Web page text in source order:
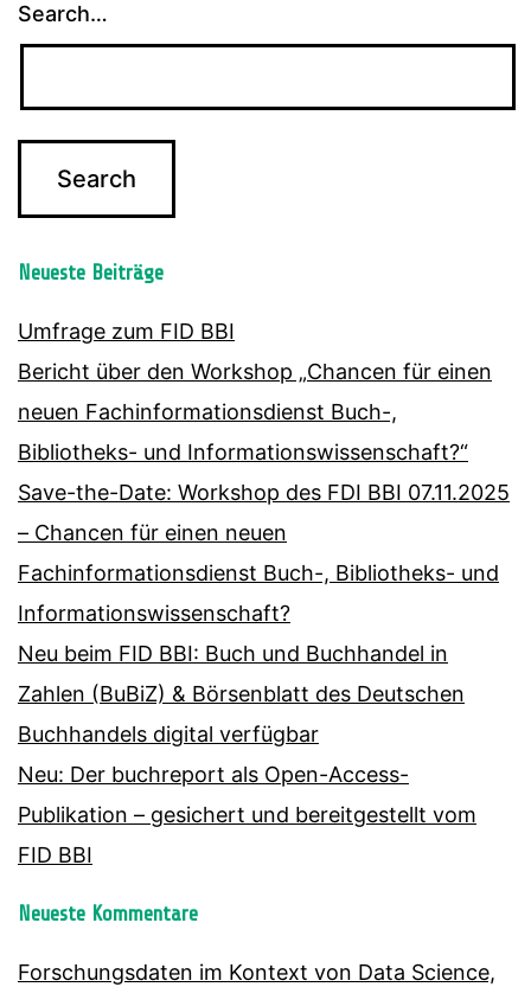
Search…
Neueste Beiträge
Umfrage zum FID BBI
Bericht über den Workshop „Chancen für einen
neuen Fachinformationsdienst Buch-,
Bibliotheks- und Informationswissenschaft?“
Save-the-Date: Workshop des FDI BBI 07.11.2025
– Chancen für einen neuen
Fachinformationsdienst Buch-, Bibliotheks- und
Informationswissenschaft?
Neu beim FID BBI: Buch und Buchhandel in
Zahlen (BuBiZ) & Börsenblatt des Deutschen
Buchhandels digital verfügbar
Neu: Der buchreport als Open-Access-
Publikation – gesichert und bereitgestellt vom
FID BBI
Neueste Kommentare
Forschungsdaten im Kontext von Data Science,